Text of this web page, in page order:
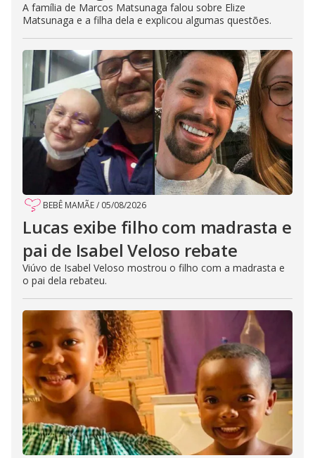
A família de Marcos Matsunaga falou sobre Elize
Matsunaga e a filha dela e explicou algumas questões.
BEBÊ MAMÃE/ 05/08/2026
Lucas exibe filho com madrasta e
pai de Isabel Veloso rebate
Viúvo de Isabel Veloso mostrou o filho com a madrasta e
o pai dela rebateu.